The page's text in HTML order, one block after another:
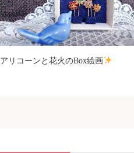
アリコーンと花火のBox絵画